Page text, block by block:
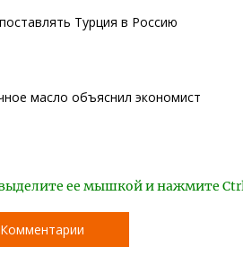
Турция в Россию
масло объяснил экономист
ее мышкой и нажмите
Комментарии